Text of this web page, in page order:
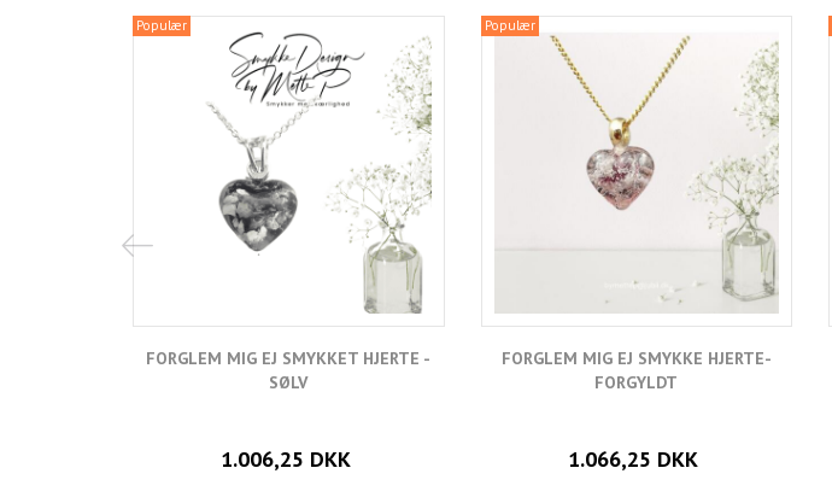
Populær
FORGLEM MIG EJ SMYKKET HJERTE -
SØLV
1.006,25 DKK
Populær
FORGLEM MIG EJ SMYKKE HJERTE-
FORGYLDT
1.066,25 DKK